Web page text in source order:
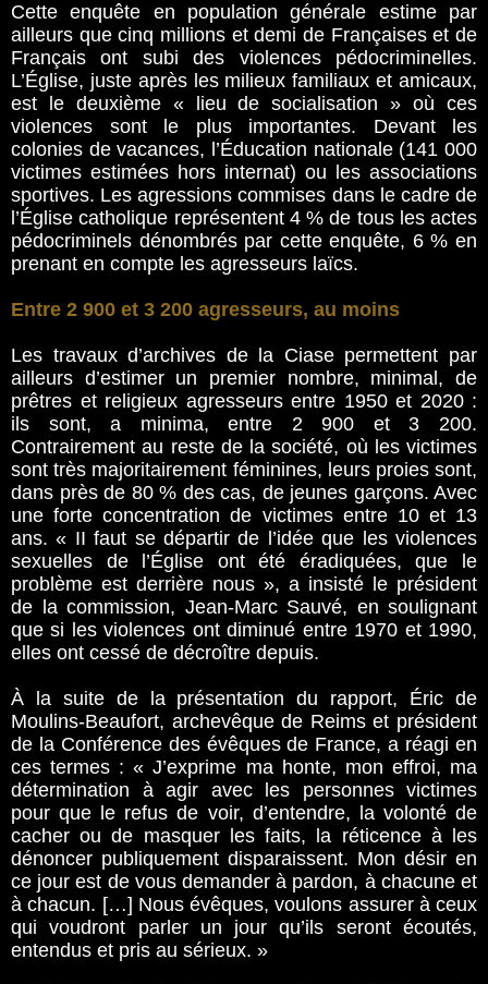
Cette enquête en population générale estime par
ailleurs que cinq millions et demi de Françaises et de
Français ont subi des violences pédocriminelles.
L’Église, juste après les milieux familiaux et amicaux,
est le deuxième « lieu de socialisation » où ces
violences sont le plus importantes. Devant les
colonies de vacances, l’Éducation nationale (141 000
victimes estimées hors internat) ou les associations
sportives. Les agressions commises dans le cadre de
l’Église catholique représentent 4 % de tous les actes
pédocriminels dénombrés par cette enquête, 6 % en
prenant en compte les agresseurs laïcs.
Entre 2 900 et 3 200 agresseurs, au moins
Les travaux d’archives de la Ciase permettent par
ailleurs d’estimer un premier nombre, minimal, de
prêtres et religieux agresseurs entre 1950 et 2020 :
ils sont, a minima, entre 2 900 et 3 200.
Contrairement au reste de la société, où les victimes
sont très majoritairement féminines, leurs proies sont,
dans près de 80 % des cas, de jeunes garçons. Avec
une forte concentration de victimes entre 10 et 13
ans. « II faut se départir de l’idée que les violences
sexuelles de l’Église ont été éradiquées, que le
problème est derrière nous », a insisté le président
de la commission, Jean-Marc Sauvé, en soulignant
que si les violences ont diminué entre 1970 et 1990,
elles ont cessé de décroître depuis.
À la suite de la présentation du rapport, Éric de
Moulins-Beaufort, archevêque de Reims et président
de la Conférence des évêques de France, a réagi en
ces termes : « J’exprime ma honte, mon effroi, ma
détermination à agir avec les personnes victimes
pour que le refus de voir, d’entendre, la volonté de
cacher ou de masquer les faits, la réticence à les
dénoncer publiquement disparaissent. Mon désir en
ce jour est de vous demander à pardon, à chacune et
à chacun. […] Nous évêques, voulons assurer à ceux
qui voudront parler un jour qu’ils seront écoutés,
entendus et pris au sérieux. »